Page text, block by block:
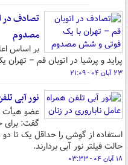
تصادف در
مصدوم
بر اساس
پراید و پرشیا در اتوبان قم –
۲۳ آبان ۰۴ - ۲۱:۰۹
نور آبی
عضو هیأت
گفت: برای
استفاده از گوشی را حداقل یک تا
حالت فیلتر نور آبی بردارند.
۱۸ آبان ۰۴ - ۰۳:۳۳